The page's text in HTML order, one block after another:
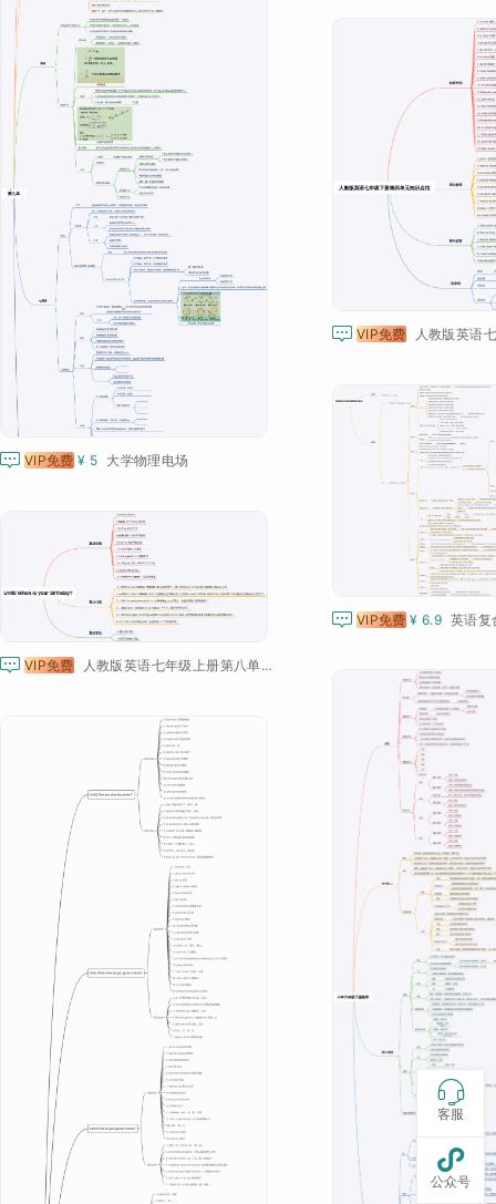
 VIP免费 ¥ 5 大学物理电场
 VIP免费
 VIP免费 ¥ 6.9 英语复
 VIP免费 人教版英语七年级上册第八单元的思维导图

客服

公众号